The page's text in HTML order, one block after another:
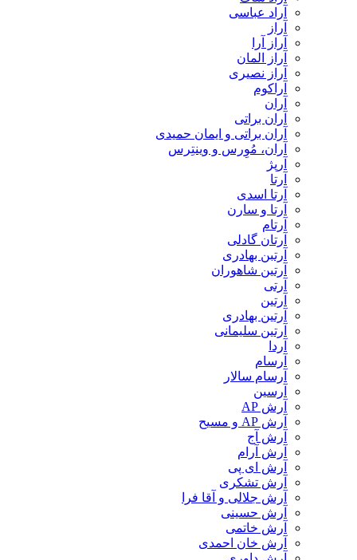
آراد عباسی
آراز
آراز آرا
آراز المان
آراز نصیری
آراکوم
آران
آران براتی
آران براتی و ایمان حمیدی
آران، مُوِرس و وینتِرس
آرپژ
آرتا
آرتا اسدی
آرتا و سارن
آرتام
آرتان گادلی
آرتبن بهادری
آرتين شاهوران
آرتی
آرتین
آرتین بهادری
آرتین سلیمانی
آردا
آرسام
آرسام سالار
آرسین
آرش AP
آرش AP و مسیح
آرش آج
آرش آرام
آرش ای پی
آرش تشکری
آرش جلالی و آقا فرا
آرش حسینی
آرش خاتمی
آرش خان احمدی